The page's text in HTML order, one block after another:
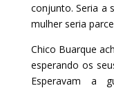
conjunto. Seria a
mulher seria
Chico Buarque
esperando os
Esperavam a